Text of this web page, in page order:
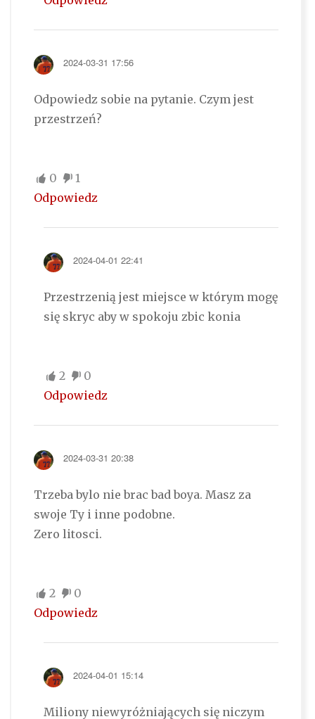
2024-03-31 17:56
Odpowiedz sobie na pytanie. Czym jest
przestrzeń?
0
1
Odpowiedz
2024-04-01 22:41
Przestrzenią jest miejsce w którym mogę
się skryc aby w spokoju zbic konia
2
0
Odpowiedz
2024-03-31 20:38
Trzeba bylo nie brac bad boya. Masz za
swoje Ty i inne podobne.
Zero litosci.
2
0
Odpowiedz
2024-04-01 15:14
Miliony niewyróżniających się niczym